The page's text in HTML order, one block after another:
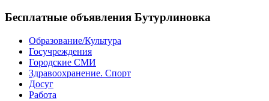
Бесплатные объявления Бутурлиновка
Образование/Культура
Госучреждения
Городские СМИ
Здравоохранение. Спорт
Досуг
Работа